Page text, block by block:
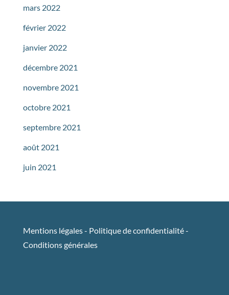
mars 2022
février 2022
janvier 2022
décembre 2021
novembre 2021
octobre 2021
septembre 2021
août 2021
juin 2021
Mentions légales- Politique de confidentialité-
Conditions générales